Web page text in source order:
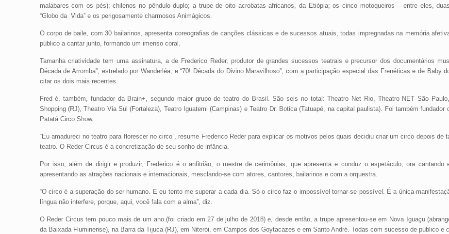
malabares com os pés); chilenos no pêndulo duplo; a trupe de oito acrobatas africanos, da Etiópia; os cinco motoqueiros – entre eles,
“Globo da Vida” e os perigosamente charmosos Animágicos.
O corpo de baile, com 30 bailarinos, apresenta coreografias de canções clássicas e de sucessos atuais, todas impregnadas na memória
público a cantar junto, formando um imenso coral.
Tamanha criatividade tem uma assinatura, a de Frederico Reder, produtor de grandes sucessos teatrais e precursor dos documentários
Década de Arromba”, estrelado por Wanderléa, e “70! Década do Divino Maravilhoso”, com a participação especial das Frenéticas e de Baby
citar os dois mais recentes.
Fred é, também, fundador da Brain+, segundo maior grupo de teatro do Brasil. São seis no total: Theatro Net Rio, Theatro NET São
Shopping (RJ), Theatro Via Sul (Fortaleza), Teatro Iguatemi (Campinas) e Teatro Dr. Botica (Tatuapé, na capital paulista). Foi também fundador
Patatá Circo Show.
“Eu amadureci no teatro para florescer no circo”, resume Frederico Reder para explicar os motivos pelos quais decidiu criar um circo depois de
teatro. O Reder Circus é a concretização de seu sonho de infância.
Por isso, além de dirigir e produzir, Frederico é o anfitrião, o mestre de cerimônias, que apresenta e conduz o espetáculo, ora cantando
apresentando as atrações nacionais e internacionais, mesclando-se com atores, cantores, bailarinos e com a orquestra.
“O circo é a superação do ser humano. E eu tento me superar a cada dia. Só o circo faz o impossível tornar-se possível. É a única
língua não interfere, porque, aqui, você fala com a alma”, diz.
O Reder Circus tem pouco mais de um ano (foi criado em 27 de julho de 2018) e, desde então, a trupe apresentou-se em Nova Iguaçu
da Baixada Fluminense), na Barra da Tijuca (RJ), em Niterói, em Campos dos Goytacazes e em Santo André. Todas com sucesso de público e